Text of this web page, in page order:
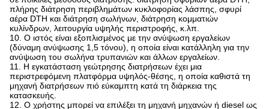
πλήρης διάτρηση περιβλημάτων κυκλοφορίας λάσπης, σφυρί
αέρα DTH και διάτρηση σωλήνων, διάτρηση κομματιών
κυλίνδρων, λειτουργία υψηλής περιστροφής, κ.λπ.
10. Ο ιστός είναι εξοπλισμένος με την ανύψωση εργαλείων
(δύναμη ανύψωσης 1,5 τόνου), η οποία είναι κατάλληλη για την
ανύψωση του σωλήνα τρυπανιών και άλλων εργαλείων.
11. Η εγκατάσταση γεώτρησης διατρήσεων έχει μια
περιστρεφόμενη πλατφόρμα υψηλός-θέσης, η οποία καθιστά τη
μηχανή διατρήσεων πιό εύκαμπτη κατά τη διάρκεια της
κατασκευής.
12. Ο χρήστης μπορεί να επιλέξει τη μηχανή μηχανών ή diesel ως